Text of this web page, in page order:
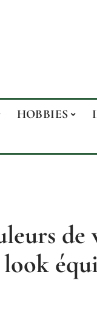
HOBBIES
de